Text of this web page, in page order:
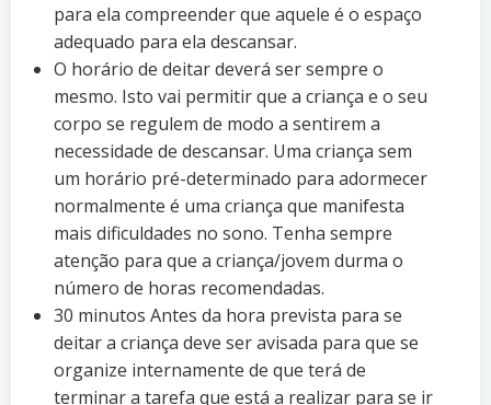
para ela compreender que aquele é o espaço
adequado para ela descansar.
O horário de deitar deverá ser sempre o
mesmo. Isto vai permitir que a criança e o seu
corpo se regulem de modo a sentirem a
necessidade de descansar. Uma criança sem
um horário pré-determinado para adormecer
normalmente é uma criança que manifesta
mais dificuldades no sono. Tenha sempre
atenção para que a criança/jovem durma o
número de horas recomendadas.
30 minutos Antes da hora prevista para se
deitar a criança deve ser avisada para que se
organize internamente de que terá de
terminar a tarefa que está a realizar para se ir